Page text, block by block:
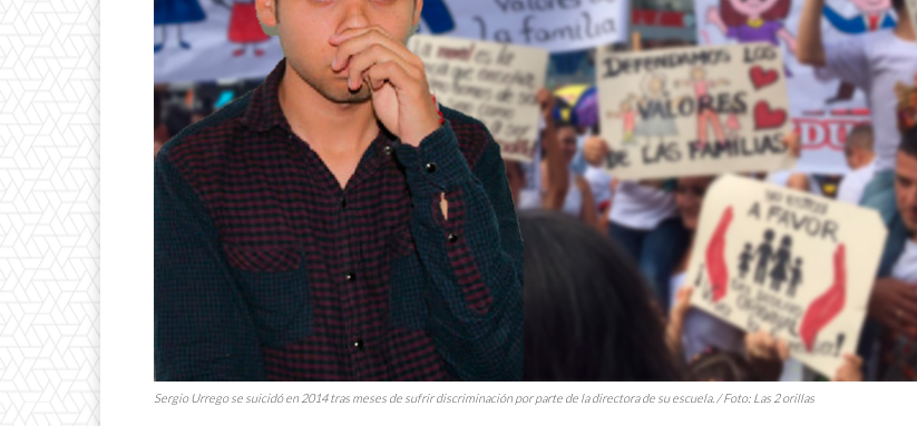
Sergio Urrego se suicidó en 2014 tras meses de sufrir discriminación por parte de la directora de su escuela. / Foto: Las 2 orillas